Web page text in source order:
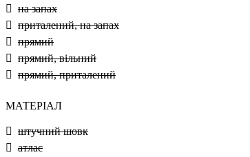
на запах
приталений, на запах
прямий
прямий, вільний
прямий, приталений
МАТЕРІАЛ
штучний шовк
атлас